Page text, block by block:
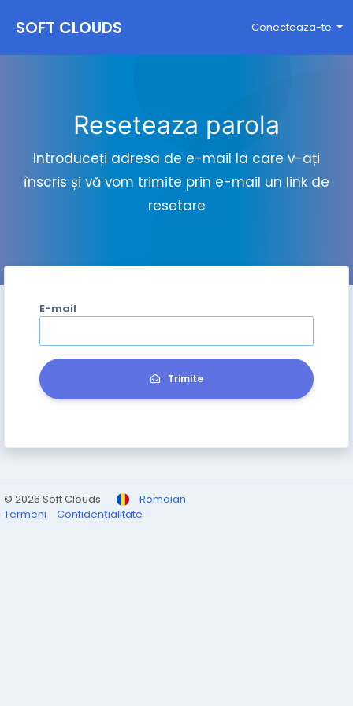
SOFT CLOUDS Conecteaza-te
Reseteaza parola
Introduceți adresa de e-mail la care v-ați
înscris și vă vom trimite prin e-mail un link de
resetare
E-mail
Trimite
© 2026 Soft Clouds
Romaian
Termeni
Confidențialitate